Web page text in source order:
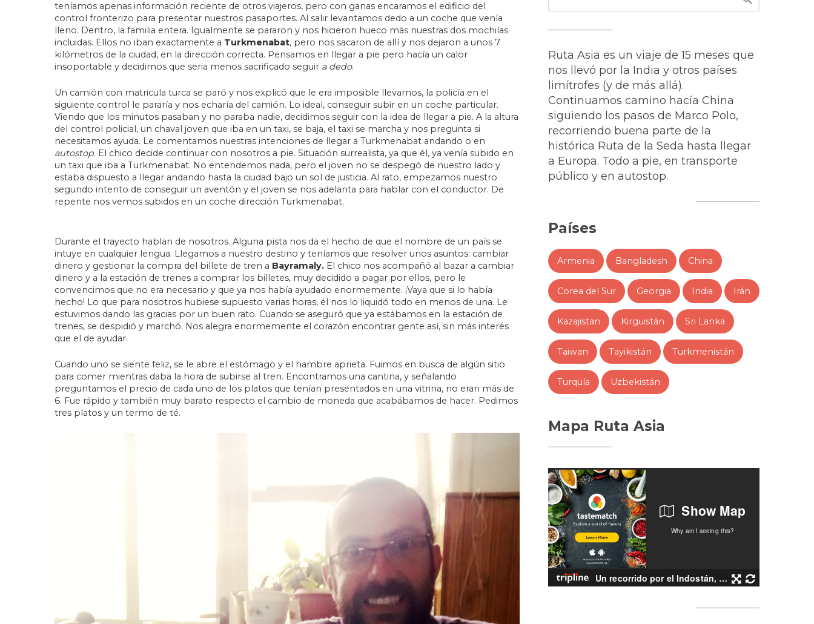
teníamos apenas información reciente de otros viajeros, pero con ganas encaramos el edificio del
control fronterizo para presentar nuestros pasaportes. Al salir levantamos dedo a un coche que venía
lleno. Dentro, la familia entera. Igualmente se pararon y nos hicieron hueco más nuestras dos mochilas
incluidas. Ellos no iban exactamente a Turkmenabat, pero nos sacaron de allí y nos dejaron a unos 7
kilómetros de la ciudad, en la dirección correcta. Pensamos en llegar a pie pero hacía un calor
insoportable y decidimos que seria menos sacrificado seguir a dedo.
Un camión con matricula turca se paró y nos explicó que le era imposible llevarnos, la policía en el
siguiente control le pararía y nos echaría del camión. Lo ideal, conseguir subir en un coche particular.
Viendo que los minutos pasaban y no paraba nadie, decidimos seguir con la idea de llegar a pie. A la altura
del control policial, un chaval joven que iba en un taxi, se baja, el taxi se marcha y nos pregunta si
necesitamos ayuda. Le comentamos nuestras intenciones de llegar a Turkmenabat andando o en
autostop. El chico decide continuar con nosotros a pie. Situación surrealista, ya que él, ya venía subido en
un taxi que iba a Turkmenabat. No entendemos nada, pero el joven no se despegó de nuestro lado y
estaba dispuesto a llegar andando hasta la ciudad bajo un sol de justicia. Al rato, empezamos nuestro
segundo intento de conseguir un aventón y el joven se nos adelanta para hablar con el conductor. De
repente nos vemos subidos en un coche dirección Turkmenabat.
Durante el trayecto hablan de nosotros. Alguna pista nos da el hecho de que el nombre de un país se
intuye en cualquier lengua. Llegamos a nuestro destino y teníamos que resolver unos asuntos: cambiar
dinero y gestionar la compra del billete de tren a Bayramaly. El chico nos acompañó al bazar a cambiar
dinero y a la estación de trenes a comprar los billetes, muy decidido a pagar por ellos, pero le
convencimos que no era necesario y que ya nos había ayudado enormemente. ¡Vaya que si lo había
hecho! Lo que para nosotros hubiese supuesto varias horas, él nos lo liquidó todo en menos de una. Le
estuvimos dando las gracias por un buen rato. Cuando se aseguró que ya estábamos en la estación de
trenes, se despidió y marchó. Nos alegra enormemente el corazón encontrar gente así, sin más interés
que el de ayudar.
Cuando uno se siente feliz, se le abre el estómago y el hambre aprieta. Fuimos en busca de algún sitio
para comer mientras daba la hora de subirse al tren. Encontramos una cantina, y señalando
preguntamos el precio de cada uno de los platos que tenían presentados en una vitrina, no eran más de
6. Fue rápido y también muy barato respecto el cambio de moneda que acabábamos de hacer. Pedimos
tres platos y un termo de té.
Ruta Asia es un viaje de 15 meses que
nos llevó por la India y otros países
limítrofes (y de más allá).
Continuamos camino hacía China
siguiendo los pasos de Marco Polo,
recorriendo buena parte de la
histórica Ruta de la Seda hasta llegar
a Europa. Todo a pie, en transporte
público y en autostop.
Países
Armenia Bangladesh China
Corea del Sur Georgia India Irán
Kazajistán Kirguistán Sri Lanka
Taiwan Tayikistán Turkmenistán
Turquía Uzbekistán
Mapa Ruta Asia